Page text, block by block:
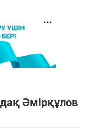
Әмірқұлов